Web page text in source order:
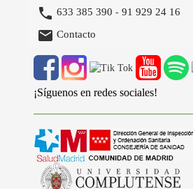
 633 385 390 -91 929 24 16
 Contacto
¡Síguenos en redes sociales!